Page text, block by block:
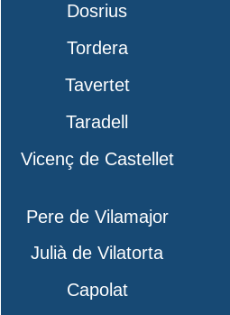
Dosrius
Tordera
Tavertet
Taradell
Vicenç de Castellet
Pere de Vilamajor
Julià de Vilatorta
Capolat